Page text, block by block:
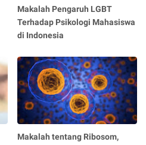
Makalah Pengaruh LGBT
Terhadap Psikologi Mahasiswa
di Indonesia
Makalah tentang Ribosom,